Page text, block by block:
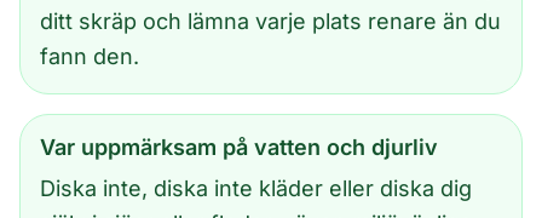
ditt skräp och lämna varje plats renare än du
fann den.
Var uppmärksam på vatten och djurliv
Diska inte, diska inte kläder eller diska dig